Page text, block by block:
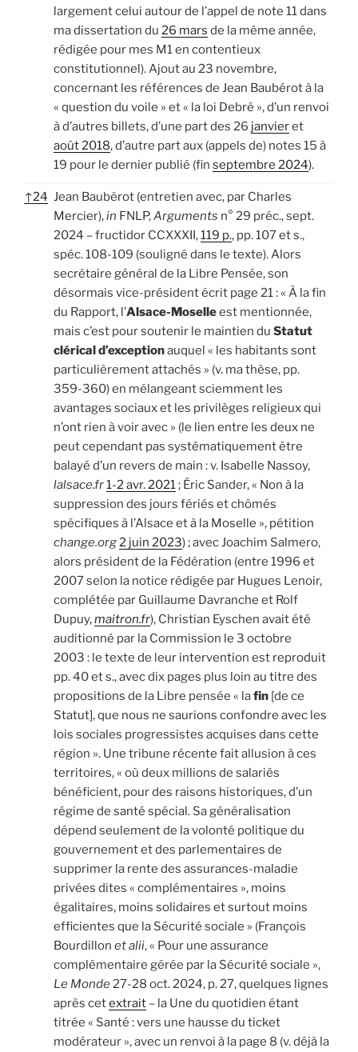
largement celui autour de l’appel de note 11 dans
ma dissertation du 26 mars de la même année,
rédigée pour mes M1 en contentieux
constitutionnel). Ajout au 23 novembre,
concernant les références de Jean Baubérot à la
« question du voile » et « la loi Debré », d’un renvoi
à d’autres billets, d’une part des 26 janvieret
août 2018, d’autre part aux (appels de) notes 15 à
19 pour le dernier publié (fin septembre 2024).
↑24 Jean Baubérot (entretien avec, par Charles
Mercier),in FNLP,Arguments n° 29 préc., sept.
2024 – fructidor CCXXXII,119 p., pp. 107 et s.,
spéc. 108-109 (souligné dans le texte). Alors
secrétaire général de la Libre Pensée, son
désormais vice-président écrit page 21 : « À la fin
du Rapport, l’Alsace-Moselleest mentionnée,
mais c’est pour soutenir le maintien du Statut
clérical d’exceptionauquel « les habitants sont
particulièrement attachés » (v. ma thèse, pp.
359-360) en mélangeant sciemment les
avantages sociaux et les privilèges religieux qui
n’ont rien à voir avec » (le lien entre les deux ne
peut cependant pas systématiquement être
balayé d’un revers de main : v. Isabelle Nassoy,
lalsace.fr1-2 avr. 2021; Éric Sander, « Non à la
suppression des jours fériés et chômés
spécifiques à l’Alsace et à la Moselle », pétition
change.org2 juin 2023) ; avec Joachim Salmero,
alors président de la Fédération (entre 1996 et
2007 selon la notice rédigée par Hugues Lenoir,
complétée par Guillaume Davranche et Rolf
Dupuy,maitron.fr), Christian Eyschen avait été
auditionné par la Commission le 3 octobre
2003 : le texte de leur intervention est reproduit
pp. 40 et s., avec dix pages plus loin au titre des
propositions de la Libre pensée « lafin [de ce
Statut], que nous ne saurions confondre avec les
lois sociales progressistes acquises dans cette
région ». Une tribune récente fait allusion à ces
territoires, « où deux millions de salariés
bénéficient, pour des raisons historiques, d’un
régime de santé spécial. Sa généralisation
dépend seulement de la volonté politique du
gouvernement et des parlementaires de
supprimer la rente des assurances-maladie
privées dites « complémentaires », moins
égalitaires, moins solidaires et surtout moins
efficientes que la Sécurité sociale » (François
Bourdillon et alii, « Pour une assurance
complémentaire gérée par la Sécurité sociale »,
Le Monde27-28 oct. 2024, p. 27, quelques lignes
après cetextrait – la Une du quotidien étant
titrée « Santé : vers une hausse du ticket
modérateur », avec un renvoi à la page 8 (v. déjà la